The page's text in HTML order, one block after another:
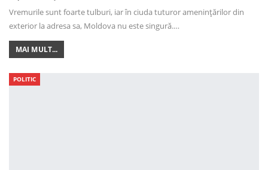
Vremurile sunt foarte tulburi, iar în ciuda tuturor amenințărilor din
exterior la adresa sa, Moldova nu este singură.…
MAI MULT...
POLITIC